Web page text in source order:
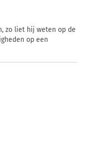
zo liet hij weten op de
op een